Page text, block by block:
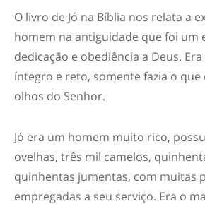
O livro de Jó na Bíblia nos relata a
homem na antiguidade que foi um
dedicação e obediência a Deus.
íntegro e reto, somente fazia o que
olhos do Senhor.
Jó era um homem muito rico,
ovelhas, três mil camelos,
quinhentas jumentas, com muitas
empregadas a seu serviço. Era o